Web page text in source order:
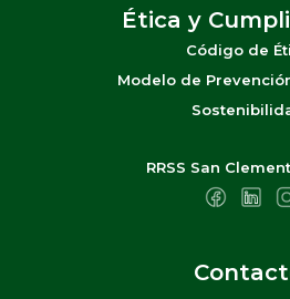
Ética y
Código de
Modelo de
RRSS San